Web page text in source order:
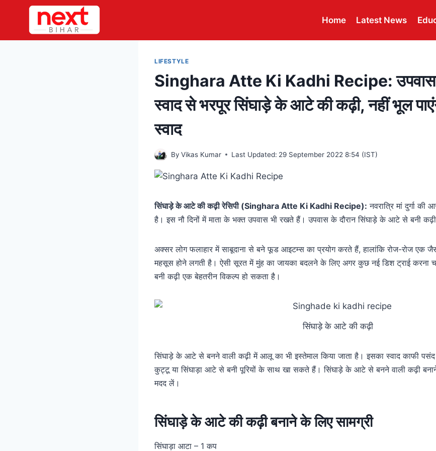
content
Home Latest News
LIFESTYLE
Singhara Atte Ki Kadhi Recipe: उपवास
स्वाद से भरपूर सिंघाड़े के आटे की कढ़ी, नहीं भूल
स्वाद
By Vikas Kumar Last Updated: 29 September 2022 8:54 (IST)
सिंघाड़े के आटे की कढ़ी रेसिपी (Singhara Atte Ki Kadhi Recipe): नवरात्रि मां दुर्गा की
है। इस नौ दिनों में माता के भक्त उपवास भी रखते हैं। उपवास के दौरान सिंघाड़े के आटे से बनी
अक्सर लोग फलाहार में साबूदाना से बने फूड आइटम्स का प्रयोग करते हैं, हालांकि रोज-रोज एक
महसूस होने लगती है। ऐसी सूरत में मुंह का जायका बदलने के लिए अगर कुछ नई डिश ट्राई करना
बनी कढ़ी एक बेहतरीन विकल्प हो सकता है।
सिंघाड़े के आटे की कढ़ी
सिंघाड़े के आटे से बनने वाली कढ़ी में आलू का भी इस्तेमाल किया जाता है। इसका स्वाद काफी
कुट्टू या सिंघाड़ा आटे से बनी पूरियों के साथ खा सकते हैं। सिंघाड़े के आटे से बनने वाली कढ़ी
मदद लें।
सिंघाड़े के आटे की कढ़ी बनाने के लिए सामग्री
सिंघाड़ा आटा – 1 कप